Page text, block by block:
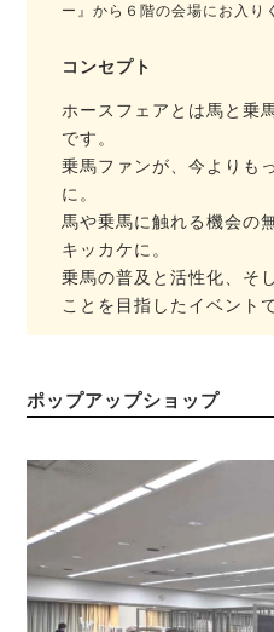
ー』から６階の会場にお入り
コンセプト
ホースフェアとは馬と乗
です。
乗馬ファンが、今よりも
に。
馬や乗馬に触れる機会の
キッカケに。
乗馬の普及と活性化、そ
ことを目指したイベント
ポップアップショップ